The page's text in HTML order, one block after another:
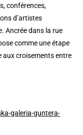
conférences,
d’artistes
Ancrée dans la rue
comme une étape
aux croisements entre
galeria-guntera-